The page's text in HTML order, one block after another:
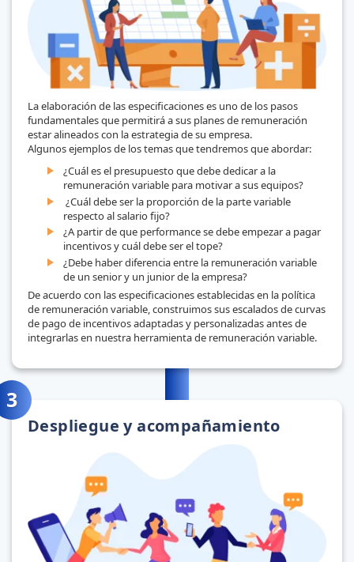
La elaboración de las especificaciones es uno de los pasos
fundamentales que permitirá a sus planes de remuneración
estar alineados con la estrategia de su empresa.
Algunos ejemplos de los temas que tendremos que abordar:
¿Cuál es el presupuesto que debe dedicar a la
remuneración variable para motivar a sus equipos?
¿Cuál debe ser la proporción de la parte variable
respecto al salario fijo?
¿A partir de que performance se debe empezar a pagar
incentivos y cuál debe ser el tope?
¿Debe haber diferencia entre la remuneración variable
de un senior y un junior de la empresa?
De acuerdo con las especificaciones establecidas en la política
de remuneración variable, construimos sus escalados de curvas
de pago de incentivos adaptadas y personalizadas antes de
integrarlas en nuestra herramienta de remuneración variable.
Despliegue y acompañamiento